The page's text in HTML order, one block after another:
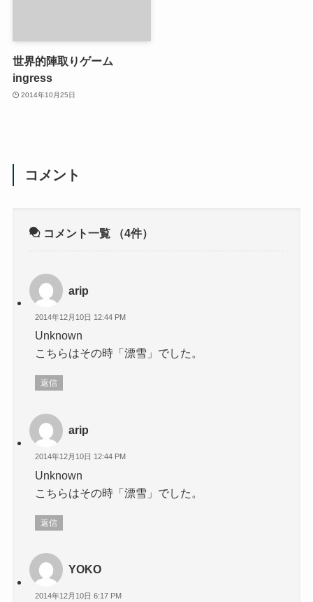
世界的陣取りゲーム
ingress
2014年10月25日
コメント
コメント一覧 （4件）
arip
2014年12月10日 12:44 PM
Unknown
こちらはその時「漂雪」でした。
返信
arip
2014年12月10日 12:44 PM
Unknown
こちらはその時「漂雪」でした。
返信
YOKO
2014年12月10日 6:17 PM